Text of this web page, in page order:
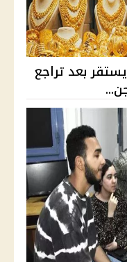
أسعار الذهب اليوم.. عيار 21 يستقر بعد تراجع